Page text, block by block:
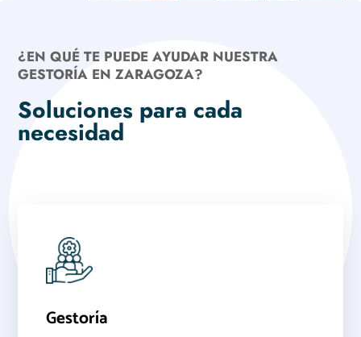
¿EN QUÉ TE PUEDE AYUDAR NUESTRA
GESTORÍA EN ZARAGOZA?
Soluciones para cada
necesidad
Gestoría